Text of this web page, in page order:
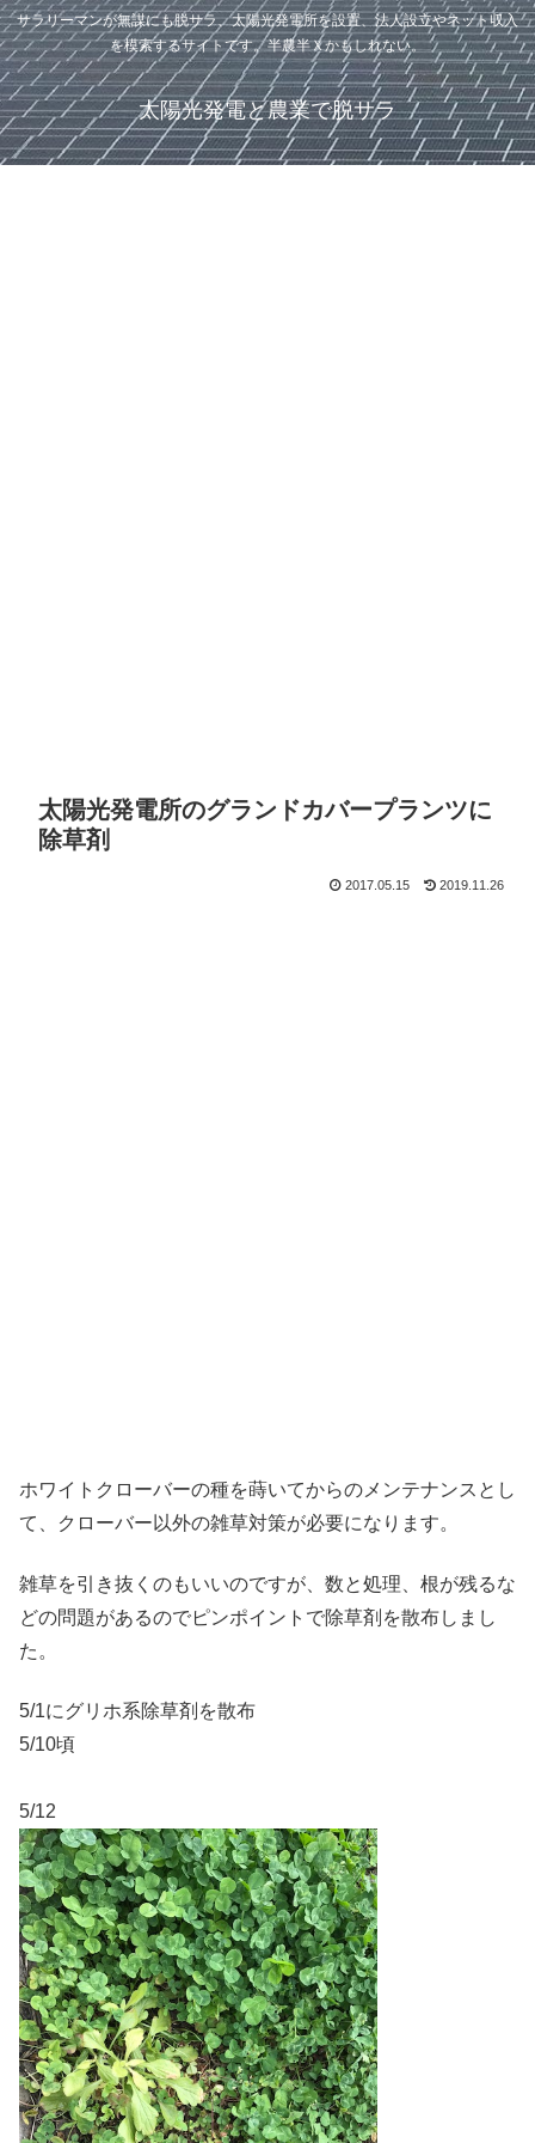
サラリーマンが無謀にも脱サラ、太陽光発電所を設置、法人設立やネット収入
を模索するサイトです。半農半Ｘかもしれない。
太陽光発電と農業で脱サラ
太陽光発電所のグランドカバープランツに
除草剤
2017.05.15 2019.11.26
ホワイトクローバーの種を蒔いてからのメンテナンスとし
て、クローバー以外の雑草対策が必要になります。
雑草を引き抜くのもいいのですが、数と処理、根が残るな
どの問題があるのでピンポイントで除草剤を散布しまし
た。
5/1にグリホ系除草剤を散布
5/10頃
5/12